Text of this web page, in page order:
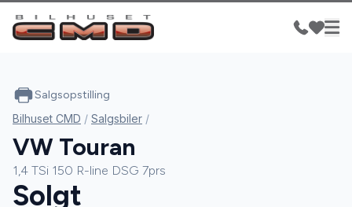
Salgsopstilling
Bilhuset CMD / Salgsbiler /
VW Touran
1,4 TSi 150 R-line DSG 7prs
Solgt